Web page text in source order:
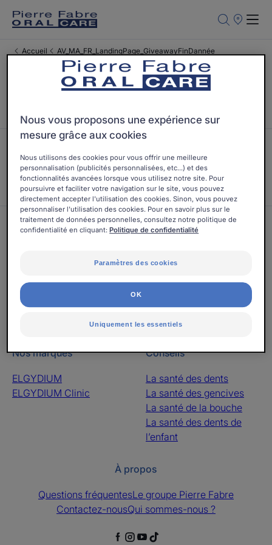
Points
Accueil
AV_MA_FR_LandingPage_GiveawayFinDannée
Recommandé par les
dentistes
Engagement sociétal
Découvrez en avant-première nos nouveautés et nos conseils pour toute
Nos marques
ELGYDIUM
ELGYDIUM Clinic
Conseils
La santé des dents
La santé des gencives
La santé de la bouche
La santé des dents de
l’enfant
À propos
Questions fréquentesLe groupe Pierre Fabre
Contactez-nousQui sommes-nous ?
Nous vous proposons une expérience sur
mesure grâce aux cookies
Nous utilisons des cookies pour vous offrir une meilleure
personnalisation (publicités personnalisées, etc...) et des
fonctionnalités avancées lorsque vous utilisez notre site. Pour
poursuivre et faciliter votre navigation sur le site, vous pouvez
directement accepter l'utilisation des cookies. Sinon, vous pouvez
personnaliser l'utilisation des cookies. Pour en savoir plus sur le
traitement de données personnelles, consultez notre politique de
confidentialité en cliquant:Politique de confidentialité
Paramètres des cookies
Uniquement les essentiels
OK